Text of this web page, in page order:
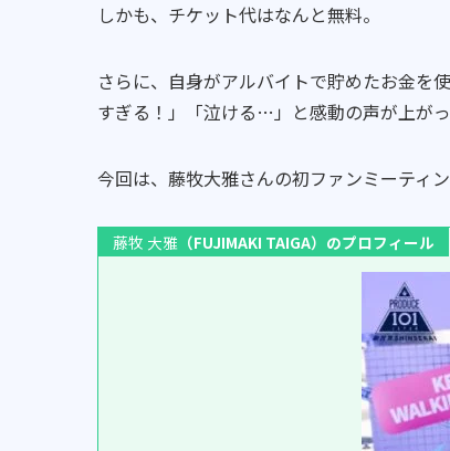
しかも、チケット代はなんと無料。
さらに、自身がアルバイトで貯めたお金を
すぎる！」「泣ける…」と感動の声が上がっ
今回は、藤牧大雅さんの初ファンミーティ
藤牧 大雅 （FUJIMAKI TAIGA）のプロフィール